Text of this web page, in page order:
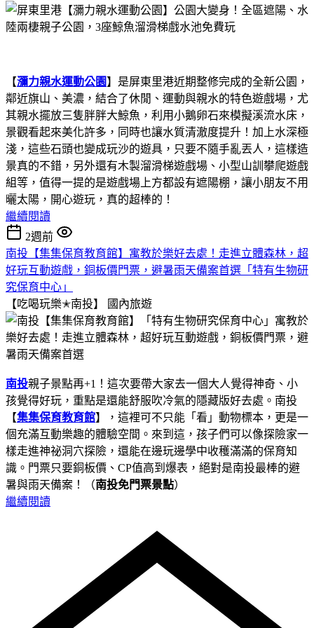
【瀰力親水運動公園】是屏東里港近期整修完成的全新公園，
鄰近旗山、美濃，結合了休閒、運動與親水的特色遊戲場，尤
其親水擺放三隻胖胖大鯨魚，利用小鵝卵石來模擬溪流水床，
景觀看起來美化許多，同時也讓水質清澈度提升！加上水深極
淺，這些石頭也變成玩沙的遊具，只要不隨手亂丟人，這樣造
景真的不錯，另外還有木製溜滑梯遊戲場、小型山訓攀爬遊戲
組等，值得一提的是遊戲場上方都設有遮陽棚，讓小朋友不用
曬太陽，開心遊玩，真的超棒的！
繼續閱讀
2週前
南投【集集保育教育館】寓教於樂好去處！走進立體森林，超
好玩互動遊戲，銅板價門票，避暑雨天備案首選「特有生物研
究保育中心」
【吃喝玩樂✭南投】
國內旅遊
南投親子景點再+1！這次要帶大家去一個大人覺得神奇、小
孩覺得好玩，重點是還能舒服吹冷氣的隱藏版好去處。南投
【集集保育教育館】，這裡可不只能「看」動物標本，更是一
個充滿互動樂趣的體驗空間。來到這，孩子們可以像探險家一
樣走進神祕洞穴探險，還能在邊玩邊學中收穫滿滿的保育知
識。門票只要銅板價、CP值高到爆表，絕對是南投最棒的避
暑與雨天備案！（南投免門票景點）
繼續閱讀